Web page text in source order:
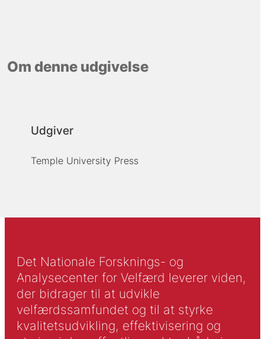
Om denne udgivelse
Udgiver
Temple University Press
Det Nationale Forsknings- og
Analysecenter for Velfærd leverer viden,
der bidrager til at udvikle
velfærdssamfundet og til at styrke
kvalitetsudvikling, effektivisering og